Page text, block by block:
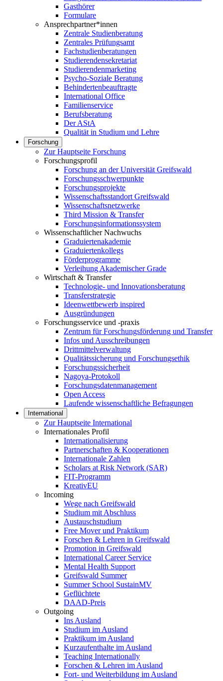
Gasthörer
Formulare
Ansprechpartner*innen
Zentrale Studienberatung
Zentrales Prüfungsamt
Fachstudienberatungen
Studierendensekretariat
Studierendenmarketing
Psycho-Soziale Beratung
Behindertenbeauftragte
International Office
Familienservice
Berufsberatung
Der AStA
Qualität in Studium und Lehre
Forschung
Zur Hauptseite Forschung
Forschungsprofil
Forschung an der Universität Greifswald
Forschungsschwerpunkte
Forschungsprojekte
Wissenschaftsstandort Greifswald
Wissenschaftsnetzwerke
Third Mission & Transfer
Forschungsinformationssystem
Wissenschaftlicher Nachwuchs
Graduiertenakademie
Graduiertenkollegs
Förderprogramme
Verleihung Akademischer Grade
Wirtschaft & Transfer
Technologie- und Innovationsberatung
Transferstrategie
Ideenwettbewerb inspired
Ausgründungen
Forschungsservice und -praxis
Zentrum für Forschungsförderung und Transfer
Infos und Ausschreibungen
Drittmittelverwaltung
Qualitätssicherung und Forschungsethik
Forschungssicherheit
Nagoya-Protokoll
Forschungsdatenmanagement
Open Access
Laufende wissenschaftliche Befragungen
International
Zur Hauptseite International
Internationales Profil
Internationalisierung
Partnerschaften & Kooperationen
Internationale Zahlen
Scholars at Risk Network (SAR)
FIT-Programm
KreativEU
Incoming
Wege nach Greifswald
Studium mit Abschluss
Austauschstudium
Free Mover und Praktikum
Forschen & Lehren in Greifswald
Promotion in Greifswald
International Career Service
Mental Health Support
Greifswald Summer
Summer School SustainMV
Geflüchtete
DAAD-Preis
Outgoing
Ins Ausland
Studium im Ausland
Praktikum im Ausland
Kurzaufenthalte im Ausland
Teaching Internationally
Forschen & Lehren im Ausland
Fort- und Weiterbildung im Ausland